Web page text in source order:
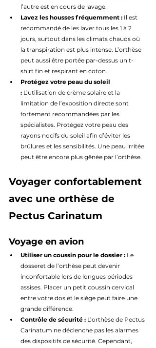
l’autre est en cours de lavage.
Lavez les housses fréquemment : Il est
recommandé de les laver tous les 1 à 2
jours, surtout dans les climats chauds où
la transpiration est plus intense. L’orthèse
peut aussi être portée par-dessus un t-
shirt fin et respirant en coton.
Protégez votre peau du soleil
: L’utilisation de crème solaire et la
limitation de l’exposition directe sont
fortement recommandées par les
spécialistes. Protégez votre peau des
rayons nocifs du soleil afin d’éviter les
brûlures et les sensibilités. Une peau irritée
peut être encore plus gênée par l’orthèse.
Voyager confortablement
avec une orthèse de
Pectus Carinatum
Voyage en avion
Utiliser un coussin pour le dossier : Le
dosseret de l’orthèse peut devenir
inconfortable lors de longues périodes
assises. Placer un petit coussin cervical
entre votre dos et le siège peut faire une
grande différence.
Contrôle de sécurité : L’orthèse de Pectus
Carinatum ne déclenche pas les alarmes
des dispositifs de sécurité. Cependant,